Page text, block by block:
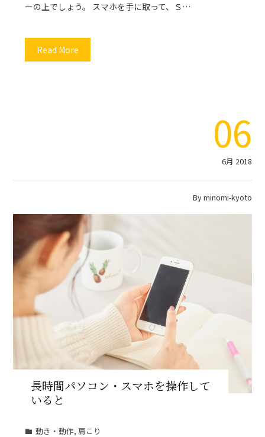
ーの上でしょう。 スマホを手に取って、Ｓ…
Read More
06
6月 2018
Byminomi-kyoto
長時間パソコン・スマホを操作して
いると
動き・動作, 肩こり